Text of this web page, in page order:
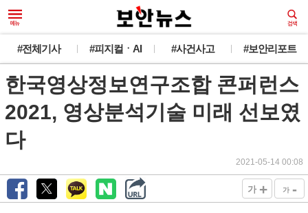
#전체기사 #피지컬ㆍAI #사건사고 #보안리포트
한국영상정보연구조합 콘퍼런스
2021, 영상분석기술 미래 선보였
다
2021-05-14 00:08
가 + 가 -